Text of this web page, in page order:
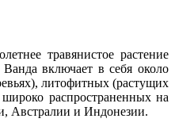
травянистое растение
включает в себя около
литофитных (растущих
распространенных на
Австралии и Индонезии.